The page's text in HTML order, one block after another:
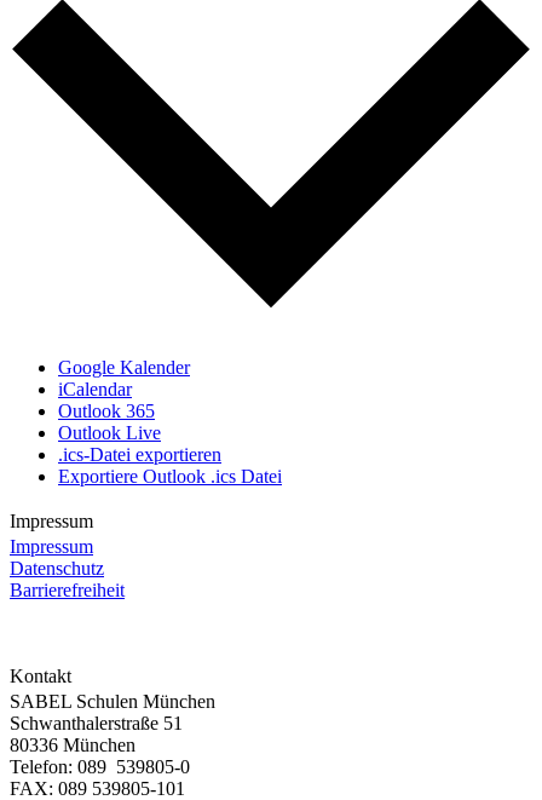
Google Kalender
iCalendar
Outlook 365
Outlook Live
.ics-Datei exportieren
Exportiere Outlook .ics Datei
Impressum
Impressum
Datenschutz
Barrierefreiheit
Kontakt
SABEL Schulen München
Schwanthalerstraße 51
80336 München
Telefon: 089 539805-0
FAX: 089 539805-101